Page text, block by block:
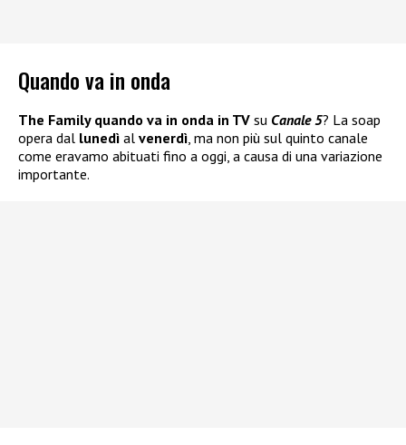
Quando va in onda
The Family quando va in onda in TV su Canale 5? La soap
opera dal lunedì al venerdì, ma non più sul quinto canale
come eravamo abituati fino a oggi, a causa di una variazione
importante.